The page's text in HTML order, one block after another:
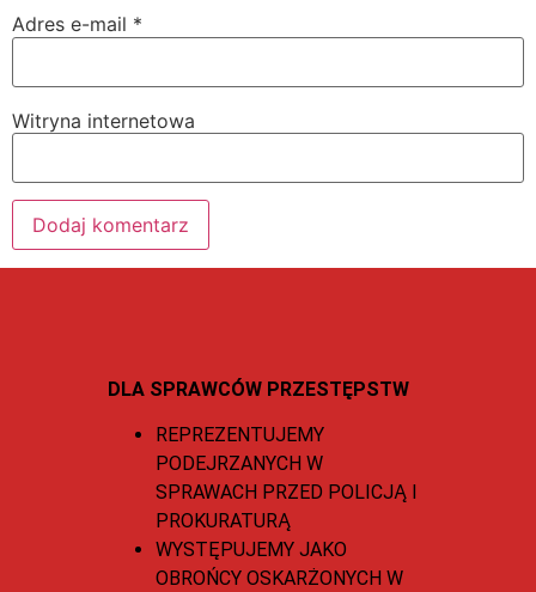
Adres e-mail *
Witryna internetowa
DLA SPRAWCÓW PRZESTĘPSTW
REPREZENTUJEMY
PODEJRZANYCH W
SPRAWACH PRZED POLICJĄ I
PROKURATURĄ
WYSTĘPUJEMY JAKO
OBROŃCY OSKARŻONYCH W